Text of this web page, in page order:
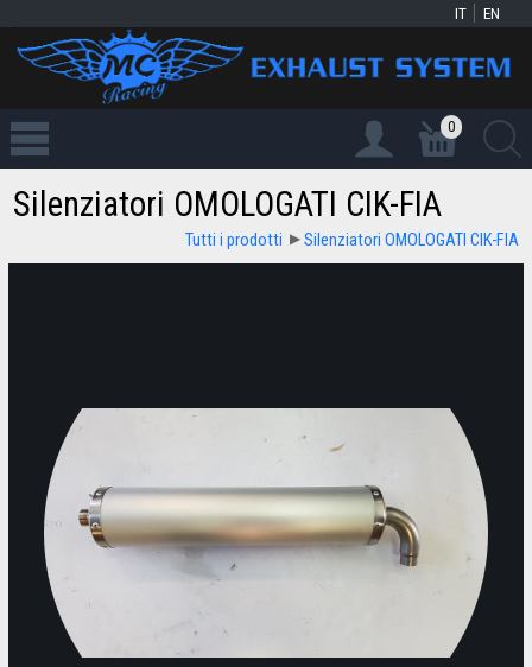
IT EN
0
Silenziatori OMOLOGATI CIK-FIA
Tutti i prodotti Silenziatori OMOLOGATI CIK-FIA